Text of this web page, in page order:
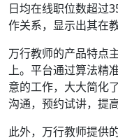
日均在线职位数超过
作关系，显示出其在
万行教师的产品特点
上。平台通过算法精
意的工作，大大简化
沟通，预约试讲，提
此外，万行教师提供